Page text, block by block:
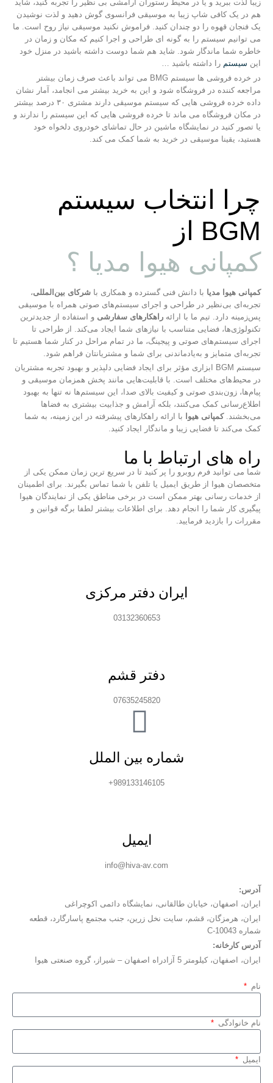
زیبا لذت ببرید و یا در محیط رستوران آرامشی بی نظیر را تجربه کنید، شاید
هم در یک کافی شاپ زیبا به موسیقی فرانسوی گوش دهید و لذت نوشیدن
یک فنجان قهوه را دو چندان کنید. فراموش نکنید موسیقی نیاز روح است. ما
می توانیم سیستم را به گونه ای طراحی و اجرا کنیم که مکان و زمان در
خاطره شما ماندگار شود. شاید هم شما دوست داشته باشید در منزل خود
این سیستم را داشته باشید …
در خرده فروشی ها سیستم BMG می تواند باعث صرف زمان بیشتر
مراجعه کننده در فروشگاه شود و این به خرید بیشتر می انجامد، آمار نشان
داده خرده فروشی هایی که سیستم موسیقی دارند مشتری ۳۰ درصد بیشتر
در مکان فروشگاه می ماند تا خرده فروشی هایی که این سیستم را ندارند و
یا تصور کنید در نمایشگاه ماشین در حال تماشای خودروی دلخواه خود
هستید، یقینا موسیقی در خرید به شما کمک می کند.
چرا انتخاب سیستم
BGM از
کمپانی هیوا مدیا ؟
کمپانی هیوا مدیا با دانش فنی گسترده و همکاری با شرکای بین‌المللی،
تجربه‌ای بی‌نظیر در طراحی و اجرای سیستم‌های صوتی همراه با موسیقی
پس‌زمینه دارد. تیم ما با ارائه راهکارهای سفارشی و استفاده از جدیدترین
تکنولوژی‌ها، فضایی متناسب با نیازهای شما ایجاد می‌کند. از طراحی تا
اجرای سیستم‌های صوتی و پیجینگ، ما در تمام مراحل در کنار شما هستیم تا
تجربه‌ای متمایز و به‌یادماندنی برای شما و مشتریانتان فراهم شود.
سیستم BGM ابزاری مؤثر برای ایجاد فضایی دلپذیر و بهبود تجربه مشتریان
در محیط‌های مختلف است. با قابلیت‌هایی مانند پخش همزمان موسیقی و
پیام‌ها، زون‌بندی صوتی و کیفیت بالای صدا، این سیستم‌ها نه تنها به بهبود
اطلاع‌رسانی کمک می‌کنند، بلکه آرامش و جذابیت بیشتری به فضاها
می‌بخشند.کمپانی هیوا
با ارائه راهکارهای پیشرفته در این زمینه، به شما
کمک می‌کند تا فضایی زیبا و ماندگار ایجاد کنید.
راه های ارتباط با ما
شما می توانید فرم روبرو را پر کنید تا در سریع ترین زمان ممکن یکی از
متخصصان هیوا از طریق ایمیل یا تلفن با شما تماس بگیرند. برای اطمینان
از خدمات رسانی بهتر ممکن است در برخی مناطق یکی از نمایندگان هیوا
پیگیری کار شما را انجام دهد. برای اطلاعات بیشتر لطفا برگه قوانین و
مقررات را بازدید فرمایید.
ایران دفتر مرکزی
03132360653
دفتر قشم
07635245820
شماره بین الملل
989133146105+
ایمیل
info@hiva-av.com
آدرس:
ایران، اصفهان، خیابان طالقانی، نمایشگاه دائمی اکوچراغی
ایران، هرمزگان، قشم، سایت نخل زرین، جنب مجتمع پاسارگارد، قطعه
شماره C-10043
آدرس کارخانه:
ایران، اصفهان، کیلومتر 5 آزادراه اصفهان – شیراز، گروه صنعتی هیوا
نام
نام خانوادگی
ایمیل